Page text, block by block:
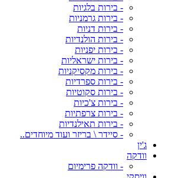
- בירות בלגיות
- בירות גרמניות
- בירות דניות
- בירות הולנדיות
- בירות יפניות
- בירות ישראליות
- בירות מקסיקניות
- בירות ספרדיות
- בירות סקוטיות
- בירות צ'כיות
- בירות צרפתיות
- בירות תאילנדיות
- סיידר \ בריזר ועוד מיוחדים..
ג'ין
וודקה
- וודקה פרימיום